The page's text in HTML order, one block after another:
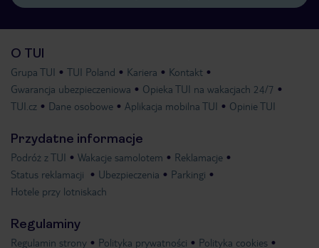
O TUI
Grupa TUI TUI Poland Kariera
Kontakt
Gwarancja ubezpieczeniowa
Opieka TUI na wakacjach 24/7
TUI.cz
Dane osobowe Aplikacja mobilna TUI Opinie TUI
Przydatne informacje
Podróż z TUI Wakacje samolotem
Reklamacje
Status reklamacji
Ubezpieczenia
Parkingi
Hotele przy lotniskach
Regulaminy
Regulamin strony Polityka prywatności Polityka cookies